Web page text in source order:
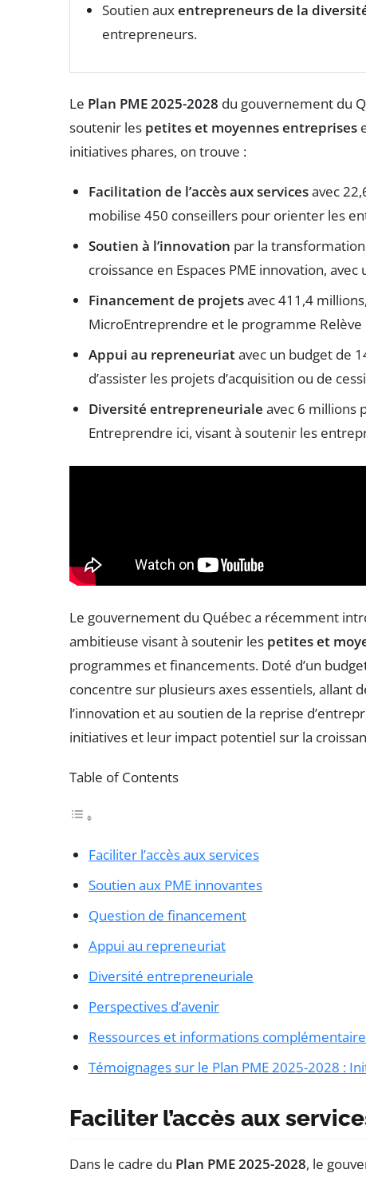
Soutien auxentrepreneurs de la
entrepreneurs.
Le Plan PME 2025-2028 du gouvernement du
soutenir les petites et moyennes entreprises
initiatives phares, on trouve :
Facilitation de l’accès aux servicesavec
mobilise 450 conseillers pour orienter les
Soutien à l’innovation par la transformation
croissance en Espaces PME innovation,
Financement de projetsavec 411,4
MicroEntreprendre et le programme
Appui au repreneuriatavec un budget de
d’assister les projets d’acquisition ou de
Diversité entrepreneuriale avec 6 millions
Entreprendre ici, visant à soutenir les
Le gouvernement du Québec a récemment
ambitieuse visant à soutenir les petites et
programmes et financements. Doté d’un
concentre sur plusieurs axes essentiels, allant
l’innovation et au soutien de la reprise
initiatives et leur impact potentiel sur la
Table of Contents
Faciliter l’accès aux services
Soutien aux PME innovantes
Question de financement
Appui au repreneuriat
Diversité entrepreneuriale
Perspectives d’avenir
Ressources et informations
Témoignages sur le Plan PME 2025-2028 :
Faciliter l’accès aux
Dans le cadre du Plan PME 2025-2028, le